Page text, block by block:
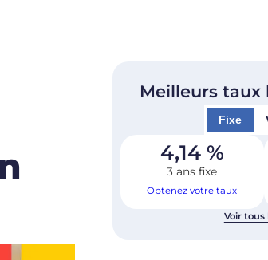
Meilleurs taux
Fixe
4,14 %
3 ans fixe
Obtenez votre taux
Voir tous